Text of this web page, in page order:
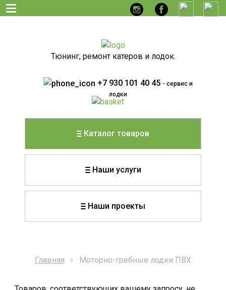
Тюнинг, ремонт катеров и лодок.
+7 930 101 40 45 - сервис и
лодки
Каталог товаров
Наши услуги
Наши проекты
Главная Моторно-гребные лодки ПВХ